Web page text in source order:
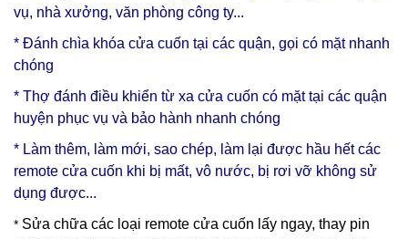
vụ, nhà xưởng, văn phòng công ty...
* Đánh chìa khóa cửa cuốn tại các quận, gọi có mặt nhanh
chóng
* Thợ đánh điều khiển từ xa cửa cuốn có mặt tại các quận
huyện phục vụ và bảo hành nhanh chóng
* Làm thêm, làm mới, sao chép, làm lại được hầu hết các
remote cửa cuốn khi bị mất, vô nước, bị rơi vỡ không sử
dụng được...
* Sửa chữa các loại remote cửa cuốn lấy ngay, thay pin